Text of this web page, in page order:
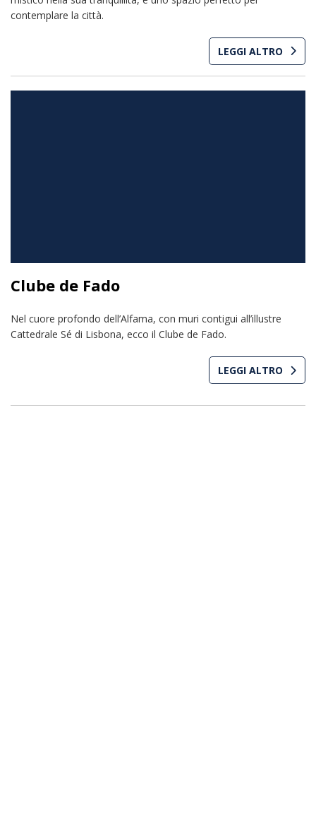
contemplare la città.
LEGGI ALTRO
Clube de Fado
Nel cuore profondo dell’Alfama, con muri contigui all’illustre
Cattedrale Sé di Lisbona, ecco il Clube de Fado.
LEGGI ALTRO